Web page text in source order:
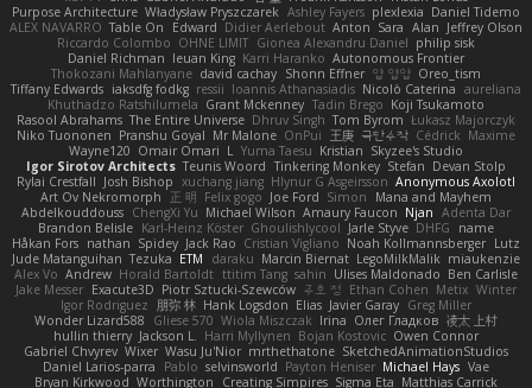
Purpose Architecture Władysław Pryszczarek Ashley Fayers plexlexia Daniel Tidemo
ALEX NAVARRO Table On Edward Didier Aerlebout Anton Sara Alan Jeffrey Olson
Riccardo Colombo OHNE LIMIT Gionea Alexandru Daniel philip sisk
Daniel Richman Ieuan King Karri Haranko Autonomous Frontier
Thokozani Mahlanyane david cachay Shonn Effner 얍 얍얍 Oreo_tism
Tiffany Edwards iaksdfg fodkg ressii Ioannis Athanasiadis Nicolò Caterina aureliana
Khuthadzo Ratshilumela Grant Mckenney Tadin Brego Koji Tsukamoto
Rasool Abrahams The Entire Universe Dhruv Singh Tom Byrom Łukasz Majorczyk
Niko Tuononen Pranshu Goyal Mr Malone OnPui 王庚 극단수작 Cédrick Maxime
Wayne120 Omair Omari L Yuma Taesu Kristian Skyzee's Studio
Igor Sirotov Architects Teunis Woord Tinkering Monkey Stefan Devan Stolp
Rylai Crestfall Josh Bishop xuchang jiang Hlynur G Asgeirsson Anonymous Axolotl
Art Ov Nekromorph
正 明 Felix gogo Joe Ford Simon
Mana and Mayhem
Abdelkouddouss ChengXi Yu Michael Wilson Amaury Faucon Njan Adenta Dar
Brandon Belisle Karl-Heinz Köster Ghoulishlycool Jarle Styve DHFG
name
Håkan Fors nathan Spidey Jack Rao Cristian Vigliano Noah Kollmannsberger Lutz
Jude Matanguihan Tezuka ETM daraku Marcin Biernat LegoMilkMalik miaukenzie
Alex Vo Andrew Horald Bartoldt ttitim Tang sahin Ulises Maldonado Ben Carlisle
Jake Messer Exacute3D Piotr Sztucki-Szewców 주호 정 Ethan Cohen Metix Winter
Igor Rodriguez 朋弥 林 Hank Logsdon Elias Javier Garay Greg Miller
Wonder Lizard588
Gliese 570 Wiola Miszczak Irina Олег Гладков 凌太 上村
hullin thierry Jackson L. Harri Myllynen Bojan Kostovic Owen Connor
Gabriel Chvyrev Wixer Wasu Ju'Nior mrthethatone SketchedAnimationStudios
Daniel Larios-parra
Pablo selvinsworld Payton Heniser Michael Hays Vae
Bryan Kirkwood Worthington Creating Simpires Sigma Eta Matthias Carrick